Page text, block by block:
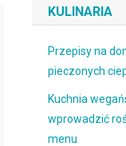
KULINARIA
Przepisy na
pieczonych
Kuchnia
wprowadzić
menu